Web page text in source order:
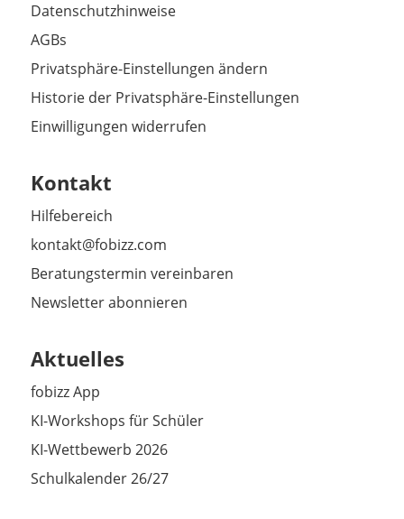
Datenschutzhinweise
AGBs
Privatsphäre-Einstellungen ändern
Historie der Privatsphäre-Einstellungen
Einwilligungen widerrufen
Kontakt
Hilfebereich
kontakt@fobizz.com
Beratungstermin vereinbaren
Newsletter abonnieren
Aktuelles
fobizz App
KI-Workshops für Schüler
KI-Wettbewerb 2026
Schulkalender 26/27